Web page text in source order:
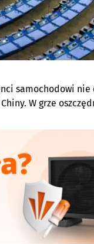
samochodowi nie
W grze